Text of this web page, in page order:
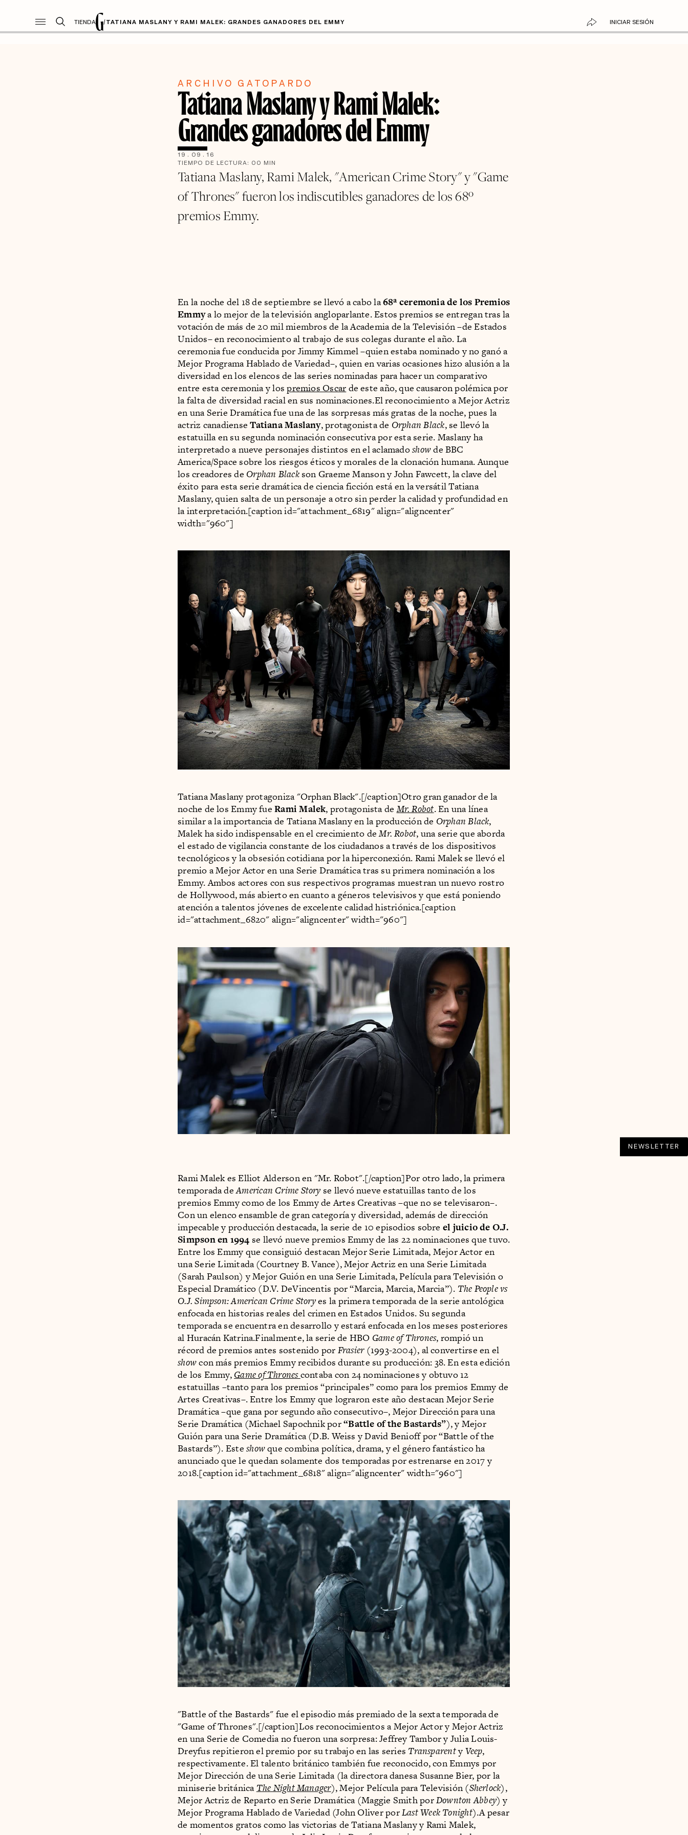
TIENDA /TATIANA MASLANY Y RAMI MALEK: GRANDES GANADORES DEL EMMY INICIAR SESIÓN
ARCHIVO GATOPARDO
Tatiana Maslany y Rami Malek:
Grandes ganadores del Emmy
19 . 09 . 16
TIEMPO DE LECTURA: 00 MIN
Tatiana Maslany, Rami Malek, "American Crime Story" y "Game
of Thrones" fueron los indiscutibles ganadores de los 68º
premios Emmy.
En la noche del 18 de septiembre se llevó a cabo la68ª ceremonia de los Premios
Emmya lo mejor de la televisión angloparlante. Estos premios se entregan tras la
votación de más de 20 mil miembros de la Academia de la Televisión –de Estados
Unidos– en reconocimiento al trabajo de sus colegas durante el año. La
ceremonia fue conducida por Jimmy Kimmel –quien estaba nominado y no ganó a
Mejor Programa Hablado de Variedad–, quien en varias ocasiones hizo alusión a la
diversidad en los elencos de las series nominadas para hacer un comparativo
entre esta ceremonia y lospremios Oscar de este año, que causaron polémica por
la falta de diversidad racial en sus nominaciones.El reconocimiento a Mejor Actriz
en una Serie Dramática fue una de las sorpresas más gratas de la noche, pues la
actriz canadienseTatiana Maslany, protagonista de Orphan Black, se llevó la
estatuilla en su segunda nominación consecutiva por esta serie. Maslany ha
interpretado a nueve personajes distintos en el aclamadoshowde BBC
America/Space sobre los riesgos éticos y morales de la clonación humana. Aunque
los creadores de Orphan Black son Graeme Manson y John Fawcett, la clave del
éxito para esta serie dramática de ciencia ficción está en la versátil Tatiana
Maslany, quien salta de un personaje a otro sin perder la calidad y profundidad en
la interpretación.[caption id="attachment_6819" align="aligncenter"
width="960"]
Tatiana Maslany protagoniza "Orphan Black".[/caption]Otro gran ganador de la
noche de los Emmy fueRami Malek, protagonista deMr. Robot. En una línea
similar a la importancia de Tatiana Maslany en la producción de Orphan Black,
Malek ha sido indispensable en el crecimiento deMr. Robot, una serie que aborda
el estado de vigilancia constante de los ciudadanos a través de los dispositivos
tecnológicos y la obsesión cotidiana por la hiperconexión. Rami Malek se llevó el
premio a Mejor Actor en una Serie Dramática tras su primera nominación a los
Emmy. Ambos actores con sus respectivos programas muestran un nuevo rostro
de Hollywood, más abierto en cuanto a géneros televisivos y que está poniendo
atención a talentos jóvenes de excelente calidad histriónica.[caption
id="attachment_6820" align="aligncenter" width="960"]
Rami Malek es Elliot Alderson en "Mr. Robot".[/caption]Por otro lado, la primera
temporada deAmerican Crime Storyse llevó nueve estatuillas tanto de los
premios Emmy como de los Emmy de Artes Creativas –que no se televisaron–.
Con un elenco ensamble de gran categoría y diversidad, además de dirección
impecable y producción destacada, la serie de 10 episodios sobre el juicio de O.J.
Simpson en 1994 se llevó nueve premios Emmy de las 22 nominaciones que tuvo.
Entre los Emmy que consiguió destacan Mejor Serie Limitada, Mejor Actor en
una Serie Limitada (Courtney B. Vance), Mejor Actriz en una Serie Limitada
(Sarah Paulson) y Mejor Guión en una Serie Limitada, Película para Televisión o
Especial Dramático (D.V. DeVincentis por “Marcia, Marcia, Marcia”). The People vs
O.J. Simpson: American Crime Storyes la primera temporada de la serie antológica
enfocada en historias reales del crimen en Estados Unidos. Su segunda
temporada se encuentra en desarrollo y estará enfocada en los meses posteriores
al Huracán Katrina.Finalmente, la serie de HBO Game of Thrones, rompió un
récord de premios antes sostenido por Frasier(1993-2004), al convertirse en el
showcon más premios Emmy recibidos durante su producción: 38. En esta edición
de los Emmy, Game of Thronescontaba con 24 nominaciones y obtuvo 12
estatuillas –tanto para los premios “principales” como para los premios Emmy de
Artes Creativas–. Entre los Emmy que lograron este año destacan Mejor Serie
Dramática –que gana por segundo año consecutivo–, Mejor Dirección para una
Serie Dramática (Michael Sapochnik por“Battle of the Bastards”), y Mejor
Guión para una Serie Dramática (D.B. Weiss y David Benioff por “Battle of the
Bastards”). Esteshowque combina política, drama, y el género fantástico ha
anunciado que le quedan solamente dos temporadas por estrenarse en 2017 y
2018.[caption id="attachment_6818" align="aligncenter" width="960"]
"Battle of the Bastards" fue el episodio más premiado de la sexta temporada de
"Game of Thrones".[/caption]Los reconocimientos a Mejor Actor y Mejor Actriz
en una Serie de Comedia no fueron una sorpresa: Jeffrey Tambor y Julia Louis-
Dreyfus repitieron el premio por su trabajo en las series Transparenty Veep,
respectivamente. El talento británico también fue reconocido, con Emmys por
Mejor Dirección de una Serie Limitada (la directora danesa Susanne Bier, por la
miniserie británica The Night Manager), Mejor Película para Televisión (Sherlock),
Mejor Actriz de Reparto en Serie Dramática (Maggie Smith porDownton Abbey) y
Mejor Programa Hablado de Variedad (John Oliver porLast Week Tonight).A pesar
de momentos gratos como las victorias de Tatiana Maslany y Rami Malek,
NEWSLETTER